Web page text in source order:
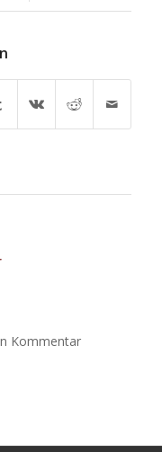
Kommentar